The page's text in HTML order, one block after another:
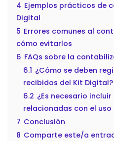
4 Ejemplos prácticos de
Digital
5 Errores comunes al
cómo evitarlos
6 FAQs sobre la
6.1 ¿Cómo se deben
recibidos del Kit Digital?
6.2 ¿Es necesario
relacionadas con el
7 Conclusión
8 Comparte este/a